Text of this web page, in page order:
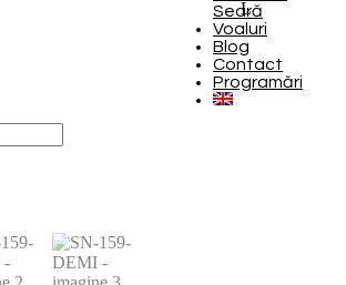
Seară
Voaluri
Blog
Contact
Programări